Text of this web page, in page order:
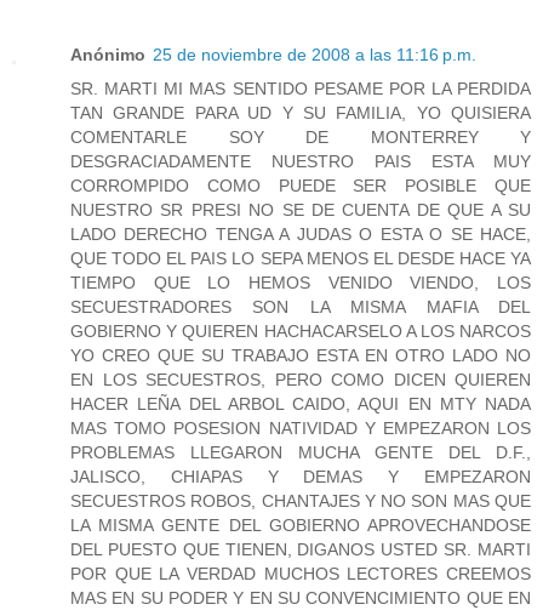
Anónimo 25 de noviembre de 2008 a las 11:16 p.m.
SR. MARTI MI MAS SENTIDO PESAME POR LA PERDIDA
TAN GRANDE PARA UD Y SU FAMILIA, YO QUISIERA
COMENTARLE SOY DE MONTERREY Y
DESGRACIADAMENTE NUESTRO PAIS ESTA MUY
CORROMPIDO COMO PUEDE SER POSIBLE QUE
NUESTRO SR PRESI NO SE DE CUENTA DE QUE A SU
LADO DERECHO TENGA A JUDAS O ESTA O SE HACE,
QUE TODO EL PAIS LO SEPA MENOS EL DESDE HACE YA
TIEMPO QUE LO HEMOS VENIDO VIENDO, LOS
SECUESTRADORES SON LA MISMA MAFIA DEL
GOBIERNO Y QUIEREN HACHACARSELO A LOS NARCOS
YO CREO QUE SU TRABAJO ESTA EN OTRO LADO NO
EN LOS SECUESTROS, PERO COMO DICEN QUIEREN
HACER LEÑA DEL ARBOL CAIDO, AQUI EN MTY NADA
MAS TOMO POSESION NATIVIDAD Y EMPEZARON LOS
PROBLEMAS LLEGARON MUCHA GENTE DEL D.F.,
JALISCO, CHIAPAS Y DEMAS Y EMPEZARON
SECUESTROS ROBOS, CHANTAJES Y NO SON MAS QUE
LA MISMA GENTE DEL GOBIERNO APROVECHANDOSE
DEL PUESTO QUE TIENEN, DIGANOS USTED SR. MARTI
POR QUE LA VERDAD MUCHOS LECTORES CREEMOS
MAS EN SU PODER Y EN SU CONVENCIMIENTO QUE EN